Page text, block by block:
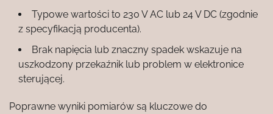
Typowe wartości to 230 V AC lub 24 V DC (zgodnie
z specyfikacją producenta).
Brak napięcia lub znaczny spadek wskazuje na
uszkodzony przekaźnik lub problem w elektronice
sterującej.
Poprawne wyniki pomiarów są kluczowe do